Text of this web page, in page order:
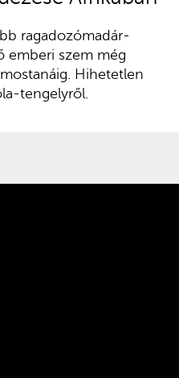
ragadozómadár-
emberi szem még
Hihetetlen
tengelyről.